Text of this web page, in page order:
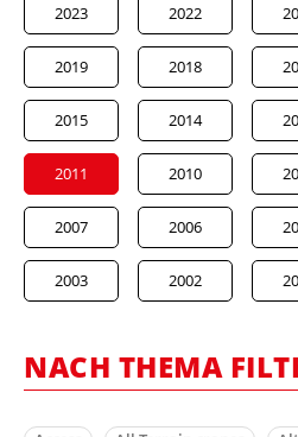
2023 2022
2019 2018
2015 2014
2011 2010
2007 2006
2003 2002
NACH THEMA